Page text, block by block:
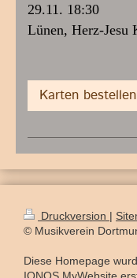
29.11. 18:30
Lünen, Herz-Jesu
Karten bestellen
Druckversion |
© Musikverein
Diese Homepage
IONOS MyWebsite